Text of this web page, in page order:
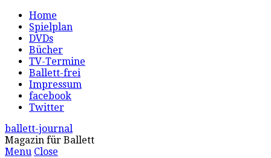
Home
Spielplan
DVDs
Bücher
TV-Termine
Ballett-frei
Impressum
facebook
Twitter
ballett-journal
Magazin für Ballett
Menu Close